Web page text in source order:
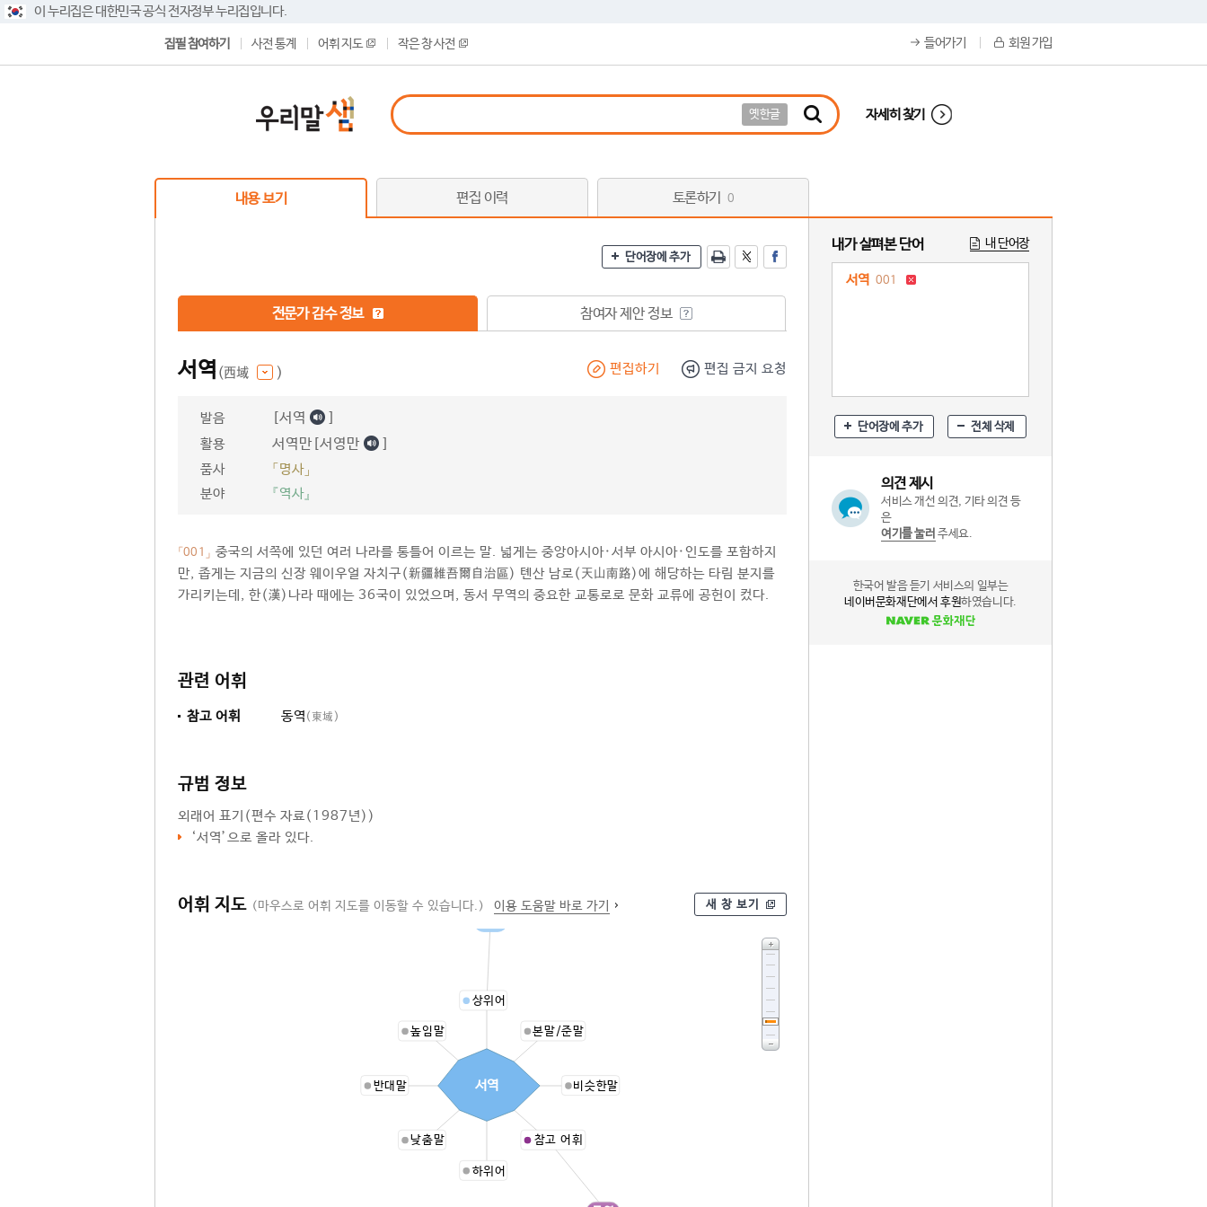
이 누리집은 대한민국 공식 전자정부 누리집입니다.
집필 참여하기 사전 통계 어휘 지도 작은 창 사전 들어가기 회원 가입
옛한글 자세히 찾기
내용 보기 편집 이력 토론하기 0
단어장에 추가
전문가 감수 정보 참여자 제안 정보
서역 (西域 ) 편집하기 편집 금지 요청
발음 [서역 ]
활용 서역만[서영만 ]
품사
「명사」
분야
『역사』
「001」 중국의 서쪽에 있던 여러 나라를 통틀어 이르는 말. 넓게는 중앙아시아·서부 아시아·인도를 포함하지
만, 좁게는 지금의 신장 웨이우얼 자치구(新疆維吾爾自治區) 톈산 남로(天山南路)에 해당하는 타림 분지를
가리키는데, 한(漢)나라 때에는 36국이 있었으며, 동서 무역의 중요한 교통로로 문화 교류에 공헌이 컸다.
관련 어휘
참고 어휘 동역 (東域)
규범 정보
외래어 표기 (편수 자료(1987년))
‘서역’으로 올라 있다.
어휘 지도 (마우스로 어휘 지도를 이동할 수 있습니다.) 이용 도움말 바로 가기 새 창 보기
상위어
본말/준말
비슷한말
참고 어휘
하위어
낮춤말
반대말
높임말
서역
내가 살펴본 단어 내 단어장
서역 001
단어장에 추가 전체 삭제
의견 제시
서비스 개선 의견, 기타 의견 등
은
여기를 눌러 주세요.
한국어 발음 듣기 서비스의 일부는
네이버문화재단에서 후원하였습니다.